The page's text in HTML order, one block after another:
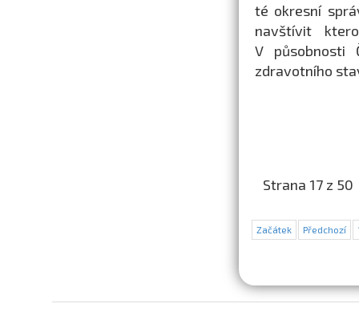
té okresní
navštívit
V působnosti
zdravotního
Strana 17 z 50
Začátek Předchozí